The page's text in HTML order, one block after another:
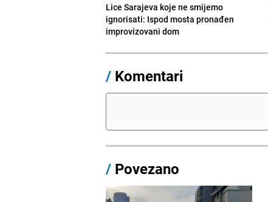
Lice Sarajeva koje ne smijemo
ignorisati: Ispod mosta pronađen
improvizovani dom
/ Komentari
/ Povezano